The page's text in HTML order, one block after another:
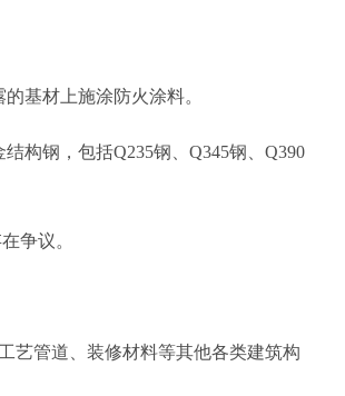
基材上施涂防火涂料。
构钢，包括Q235钢、Q345钢、Q390
争议。
艺管道、装修材料等其他各类建筑构